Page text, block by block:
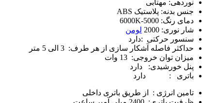
نوردهی: مهتابی
جنس بدنه: پلاستیک ABS
دمای رنگ: 5000-6000K
شار نوری: 2000
لومن
سنسور حرکتی :دارد
حداکثر فاصله آشکار سازی از هر طرف: 3 الی 5 متر
میزان توان خروجی: 13 وات
پنل خورشیدی: دارد
باتری : دارد
تامین انرژی : از طریق باتری داخلی